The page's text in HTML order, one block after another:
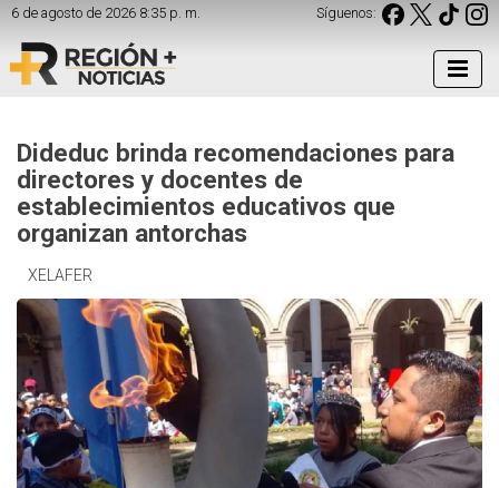
6 de agosto de 2026 8:35 p. m. Síguenos:
Dideduc brinda recomendaciones para
directores y docentes de
establecimientos educativos que
organizan antorchas
XELAFER